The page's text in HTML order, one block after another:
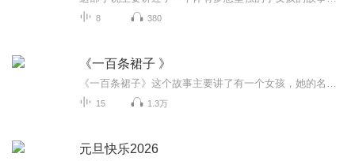
8 380
《一百条裙子 》
15 1.3万
元旦快乐2026